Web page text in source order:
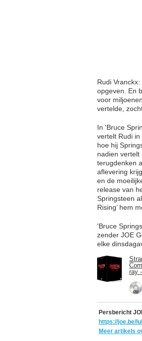
Rudi
opgeven. En
voor
vertelde,
In 'Bruce
vertelt Rudi in
hoe hij
nadien vertelt
terugdenken
aflevering
en de
release van
Springsteen
Rising’ hem
'Bruce
zender JOE
elke
ray
Persbericht
https://joe.be/
Meer artikels